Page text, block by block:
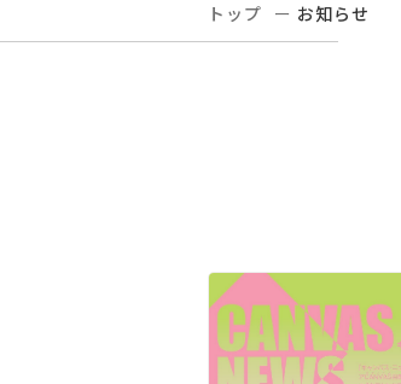
トップ お知らせ